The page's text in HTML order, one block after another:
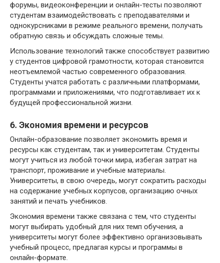
форумы, видеоконференции и онлайн-тесты позволяют
студентам взаимодействовать с преподавателями и
однокурсниками в режиме реального времени, получать
обратную связь и обсуждать сложные темы.
Использование технологий также способствует развитию
у студентов цифровой грамотности, которая становится
неотъемлемой частью современного образования.
Студенты учатся работать с различными платформами,
программами и приложениями, что подготавливает их к
будущей профессиональной жизни.
6. Экономия времени и ресурсов
Онлайн-образование позволяет экономить время и
ресурсы как студентам, так и университетам. Студенты
могут учиться из любой точки мира, избегая затрат на
транспорт, проживание и учебные материалы.
Университеты, в свою очередь, могут сократить расходы
на содержание учебных корпусов, организацию очных
занятий и печать учебников.
Экономия времени также связана с тем, что студенты
могут выбирать удобный для них темп обучения, а
университеты могут более эффективно организовывать
учебный процесс, предлагая курсы и программы в
онлайн-формате.